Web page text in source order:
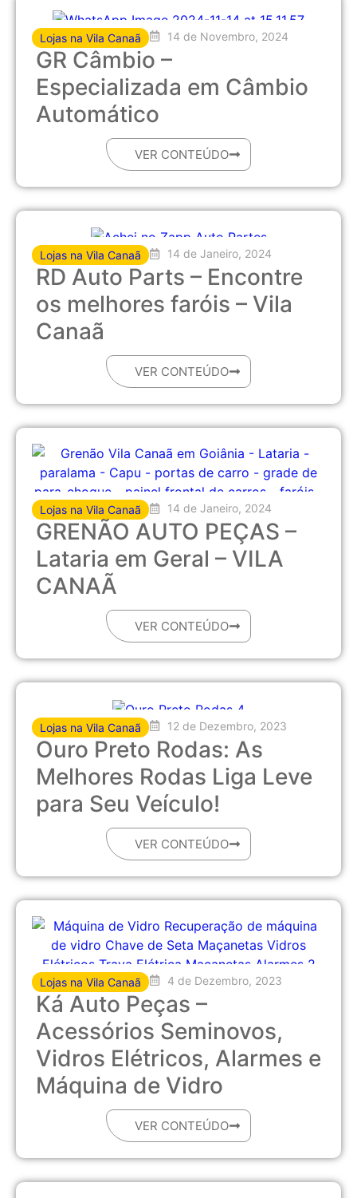
Lojas na Vila Canaã 14 de Novembro, 2024
GR Câmbio –
Especializada em Câmbio
Automático
VER CONTEÚDO
Lojas na Vila Canaã 14 de Janeiro, 2024
RD Auto Parts – Encontre
os melhores faróis – Vila
Canaã
VER CONTEÚDO
Lojas na Vila Canaã 14 de Janeiro, 2024
GRENÃO AUTO PEÇAS –
Lataria em Geral – VILA
CANAÃ
VER CONTEÚDO
Lojas na Vila Canaã 12 de Dezembro, 2023
Ouro Preto Rodas: As
Melhores Rodas Liga Leve
para Seu Veículo!
VER CONTEÚDO
Lojas na Vila Canaã 4 de Dezembro, 2023
Ká Auto Peças –
Acessórios Seminovos,
Vidros Elétricos, Alarmes e
Máquina de Vidro
VER CONTEÚDO